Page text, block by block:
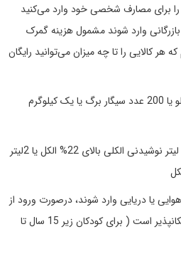
را برای مصارف شخصی خود وارد می‌کنید
بازرگانی وارد شوند مشمول هزینه گمرک
کالایی را تا چه میزان می‌توانید رایگان
800عدد سیگار یا 400 عد سیگاریلو یا 200 عدد سیگار برگ یا یک کیلوگرم
4لیتر مشروب و 16 لیتر آبجو و 1 لیتر نوشیدنی الکلی بالای 22% الکل یا 2لیتر
ارزش 430 یورو اگر هوایی یا دریایی وارد شوند، درصورت ورود از
راه‌های دیگر تا ارزش 300 یورو امکانپذیر است ( برای کودکان زیر 15 سال تا